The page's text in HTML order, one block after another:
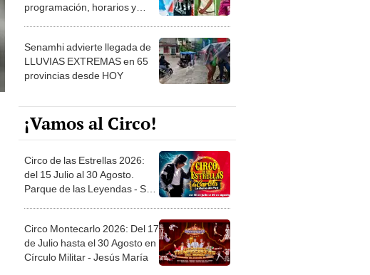
programación, horarios y
Senamhi advierte llegada de
LLUVIAS EXTREMAS en 65
provincias desde HOY
¡Vamos al Circo!
Circo de las Estrellas 2026:
del 15 Julio al 30 Agosto.
Parque de las Leyendas - San
Circo Montecarlo 2026: Del 17
de Julio hasta el 30 Agosto en
Círculo Militar - Jesús María